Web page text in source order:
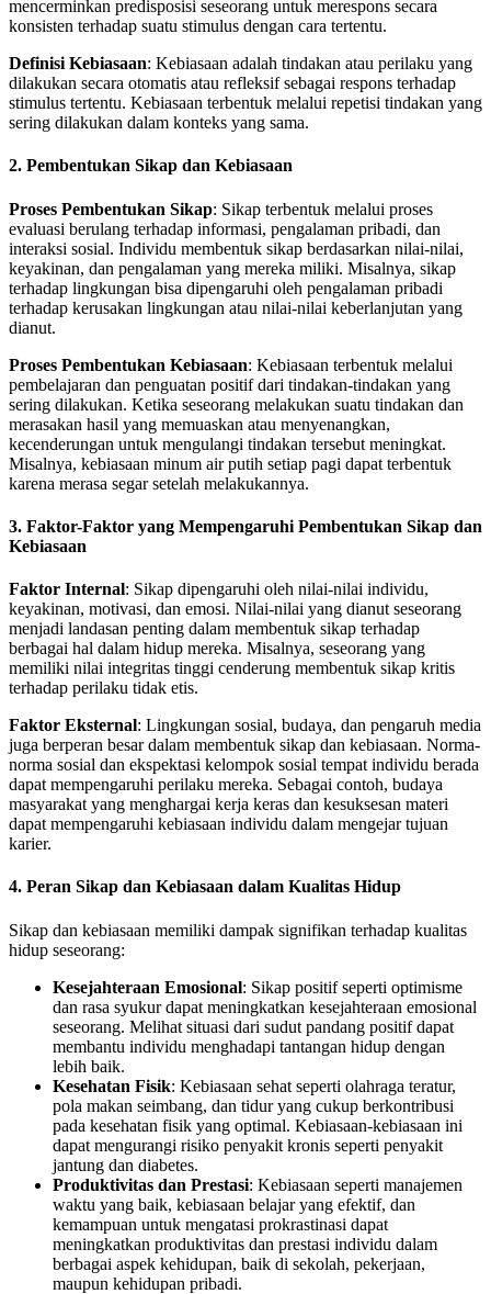
mencerminkan predisposisi seseorang untuk merespons secara
konsisten terhadap suatu stimulus dengan cara tertentu.
Definisi Kebiasaan: Kebiasaan adalah tindakan atau perilaku yang
dilakukan secara otomatis atau refleksif sebagai respons terhadap
stimulus tertentu. Kebiasaan terbentuk melalui repetisi tindakan yang
sering dilakukan dalam konteks yang sama.
2. Pembentukan Sikap dan Kebiasaan
Proses Pembentukan Sikap: Sikap terbentuk melalui proses
evaluasi berulang terhadap informasi, pengalaman pribadi, dan
interaksi sosial. Individu membentuk sikap berdasarkan nilai-nilai,
keyakinan, dan pengalaman yang mereka miliki. Misalnya, sikap
terhadap lingkungan bisa dipengaruhi oleh pengalaman pribadi
terhadap kerusakan lingkungan atau nilai-nilai keberlanjutan yang
dianut.
Proses Pembentukan Kebiasaan: Kebiasaan terbentuk melalui
pembelajaran dan penguatan positif dari tindakan-tindakan yang
sering dilakukan. Ketika seseorang melakukan suatu tindakan dan
merasakan hasil yang memuaskan atau menyenangkan,
kecenderungan untuk mengulangi tindakan tersebut meningkat.
Misalnya, kebiasaan minum air putih setiap pagi dapat terbentuk
karena merasa segar setelah melakukannya.
3. Faktor-Faktor yang Mempengaruhi Pembentukan Sikap dan
Kebiasaan
Faktor Internal: Sikap dipengaruhi oleh nilai-nilai individu,
keyakinan, motivasi, dan emosi. Nilai-nilai yang dianut seseorang
menjadi landasan penting dalam membentuk sikap terhadap
berbagai hal dalam hidup mereka. Misalnya, seseorang yang
memiliki nilai integritas tinggi cenderung membentuk sikap kritis
terhadap perilaku tidak etis.
Faktor Eksternal: Lingkungan sosial, budaya, dan pengaruh media
juga berperan besar dalam membentuk sikap dan kebiasaan. Norma-
norma sosial dan ekspektasi kelompok sosial tempat individu berada
dapat mempengaruhi perilaku mereka. Sebagai contoh, budaya
masyarakat yang menghargai kerja keras dan kesuksesan materi
dapat mempengaruhi kebiasaan individu dalam mengejar tujuan
karier.
4. Peran Sikap dan Kebiasaan dalam Kualitas Hidup
Sikap dan kebiasaan memiliki dampak signifikan terhadap kualitas
hidup seseorang:
Kesejahteraan Emosional: Sikap positif seperti optimisme
dan rasa syukur dapat meningkatkan kesejahteraan emosional
seseorang. Melihat situasi dari sudut pandang positif dapat
membantu individu menghadapi tantangan hidup dengan
lebih baik.
Kesehatan Fisik: Kebiasaan sehat seperti olahraga teratur,
pola makan seimbang, dan tidur yang cukup berkontribusi
pada kesehatan fisik yang optimal. Kebiasaan-kebiasaan ini
dapat mengurangi risiko penyakit kronis seperti penyakit
jantung dan diabetes.
Produktivitas dan Prestasi: Kebiasaan seperti manajemen
waktu yang baik, kebiasaan belajar yang efektif, dan
kemampuan untuk mengatasi prokrastinasi dapat
meningkatkan produktivitas dan prestasi individu dalam
berbagai aspek kehidupan, baik di sekolah, pekerjaan,
maupun kehidupan pribadi.